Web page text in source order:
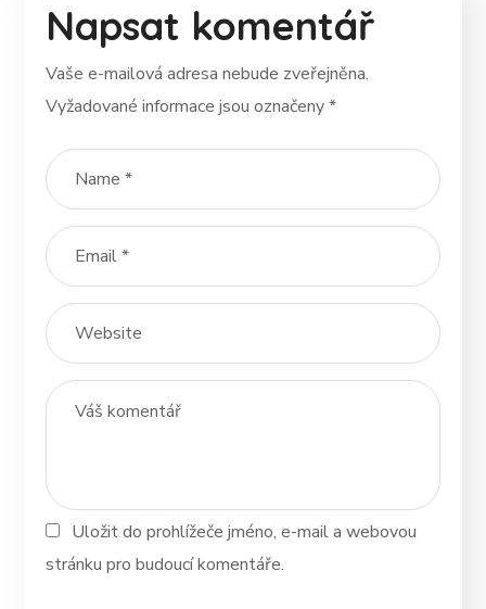
Napsat komentář
Vaše e-mailová adresa nebude zveřejněna.
Vyžadované informace jsou označeny*
Uložit do prohlížeče jméno, e-mail a webovou
stránku pro budoucí komentáře.